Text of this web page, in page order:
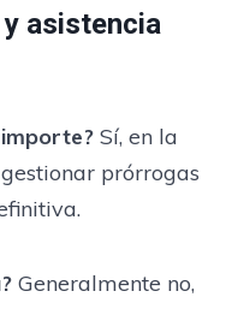
asistencia
Sí, en la
prórrogas
Generalmente no,